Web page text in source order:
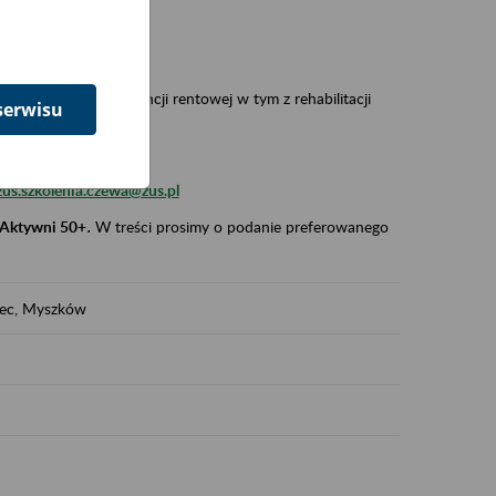
wypadkowej i prewencji rentowej w tym z rehabilitacji
50+. W treści prosimy o podanie preferowanego
Myszków